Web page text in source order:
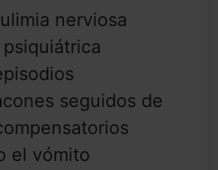
nerviosa
seguidos de
el vómito